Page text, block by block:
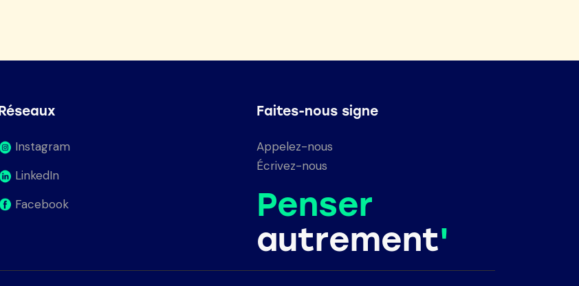
Instagram
LinkedIn
Facebook
Faites-nous signe
Appelez-nous
Écrivez-nous
Penser
autrement'